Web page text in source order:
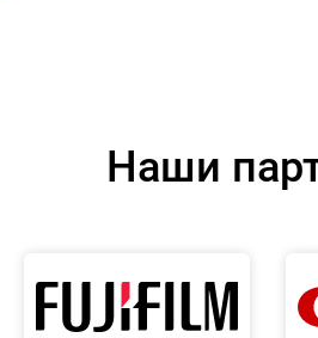
Наши